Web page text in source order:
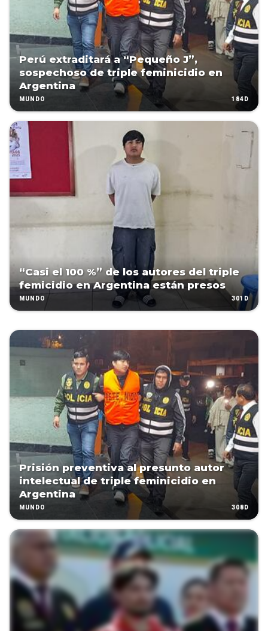
Perú extraditará a “Pequeño J”,
sospechoso de triple feminicidio en
Argentina
MUNDO 184D
“Casi el 100 %” de los autores del triple
femicidio en Argentina están presos
MUNDO 301D
Prisión preventiva al presunto autor
intelectual de triple feminicidio en
Argentina
MUNDO 308D